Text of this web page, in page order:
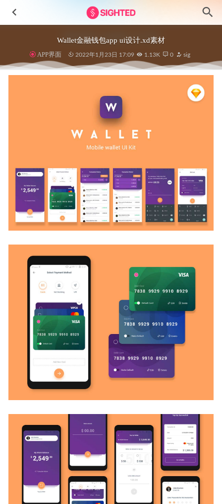
Wallet金融钱包app ui设计.xd素材
APP界面 2022年1月23日 17:09 1.13K 0 sig
Metaverse元宇宙3D图标素材
2023-08-02
深色健身app ui .xd素材 2021-01-16
NexuxPay 银行app ui设计 .fig素材
2022-03-02
SnapOut插画设计素材 .fig .svg源文件 2022-05-04